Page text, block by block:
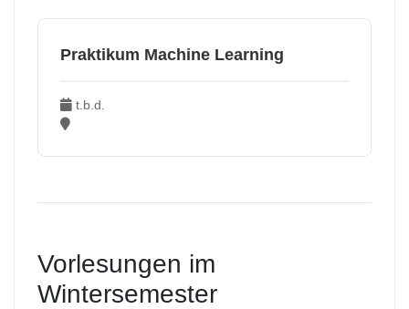
Praktikum Machine Learning
t.b.d.
Vorlesungen im
Wintersemester